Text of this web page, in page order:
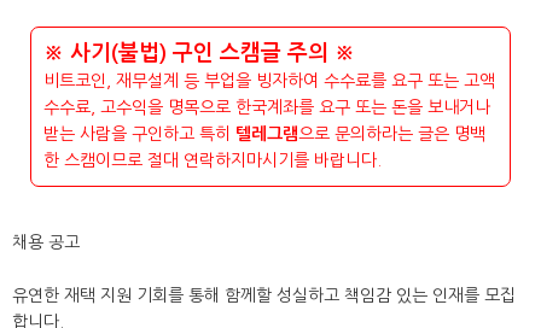
※ 사기(불법) 구인 스캠글 주의 ※
비트코인, 재무설계 등 부업을 빙자하여 수수료를 요구 또는 고액
수수료, 고수익을 명목으로 한국계좌를 요구 또는 돈을 보내거나
받는 사람을 구인하고 특히 텔레그램으로 문의하라는 글은 명백
한 스캠이므로 절대 연락하지마시기를 바랍니다.
채용 공고
유연한 재택 지원 기회를 통해 함께할 성실하고 책임감 있는 인재를 모집
합니다.